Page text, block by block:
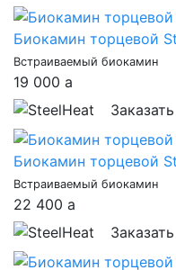
Биокамин торцевой
Встраиваемый биокамин
19 000 a
Заказать
Биокамин торцевой
Встраиваемый биокамин
22 400 a
Заказать